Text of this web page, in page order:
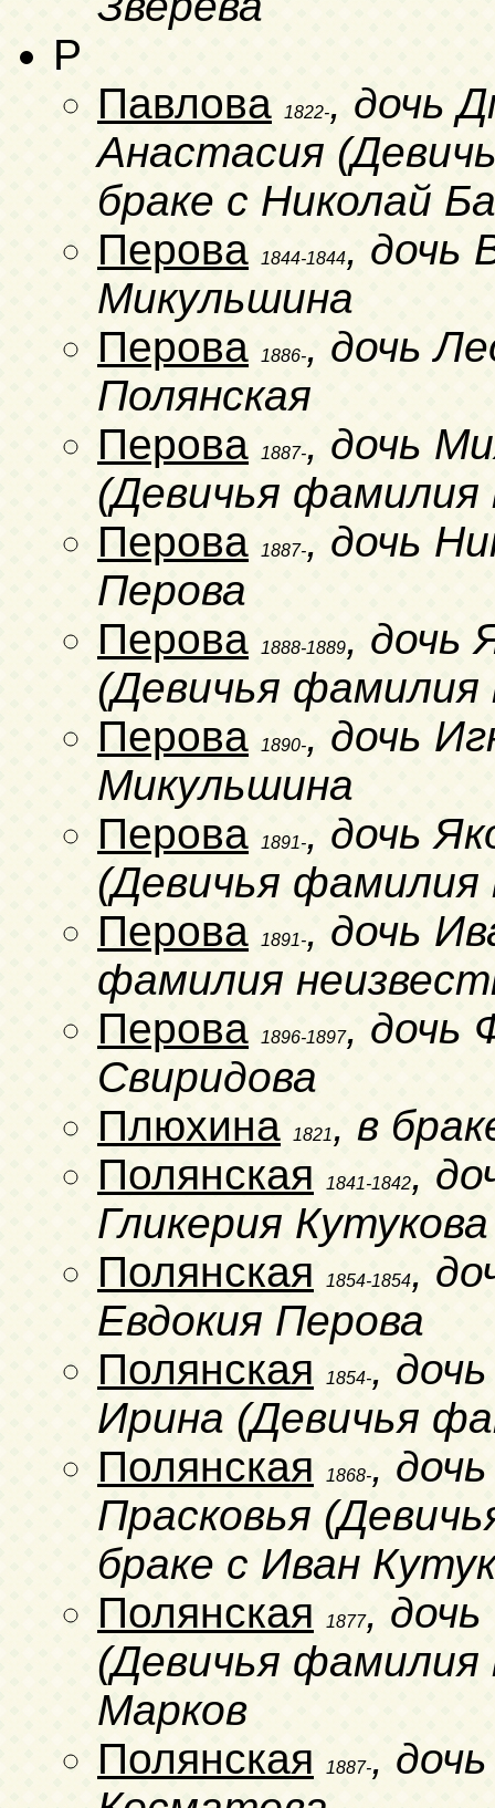
P
Павлова
1822-, дочь
Анастасия
браке с Николай
Перова
1844-1844, дочь
Микульшина
Перова
1886-, дочь
Полянская
Перова
1887-, дочь
(Девичья фамилия
Перова
1887-, дочь
Перова
Перова
1888-1889, дочь
(Девичья фамилия
Перова
1890-, дочь
Микульшина
Перова
1891-, дочь
(Девичья фамилия
Перова
1891-, дочь
фамилия
Перова
1896-1897, дочь
Свиридова
Плюхина
1821, в
Полянская
1841-1842,
Гликерия Кутукова
Полянская
1854-1854,
Евдокия Перова
Полянская
1854-,
Ирина (Девичья
Полянская
1868-,
Прасковья
браке с Иван
Полянская
1877,
(Девичья фамилия
Марков
Полянская
1887-,